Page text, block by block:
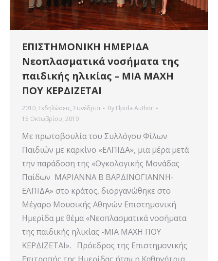
ΕΠΙΣΤΗΜΟΝΙΚΗ ΗΜΕΡΙΔΑ
Νεοπλασματικά νοσήματα της
παιδικής ηλικίας – ΜΙΑ ΜΑΧΗ
ΠΟΥ ΚΕΡΔΙΖΕΤΑΙ
2010, Εκδηλώσεις, Συνέδρια By Elpida Author
15 Οκτωβρίου, 2010
Με πρωτοβουλία του Συλλόγου Φίλων
Παιδιών με καρκίνο «ΕΛΠΙΔΑ», μια μέρα μετά
την παράδοση της «Ογκολογικής Μονάδας
Παίδων ΜΑΡΙΑΝΝΑ Β ΒΑΡΔΙΝΟΓΙΑΝΝΗ-
ΕΛΠΙΔΑ» στο κράτος, διοργανώθηκε στο
Μέγαρο Μουσικής Αθηνών Επιστημονική
Ημερίδα με θέμα «Νεοπλασματικά νοσήματα
της παιδικής ηλικίας -ΜΙΑ ΜΑΧΗ ΠΟΥ
ΚΕΡΔΙΖΕΤΑΙ». Πρόεδρος της Επιστημονικής
Επιτροπής της Ημερίδας ήταν η Καθηγήτρια